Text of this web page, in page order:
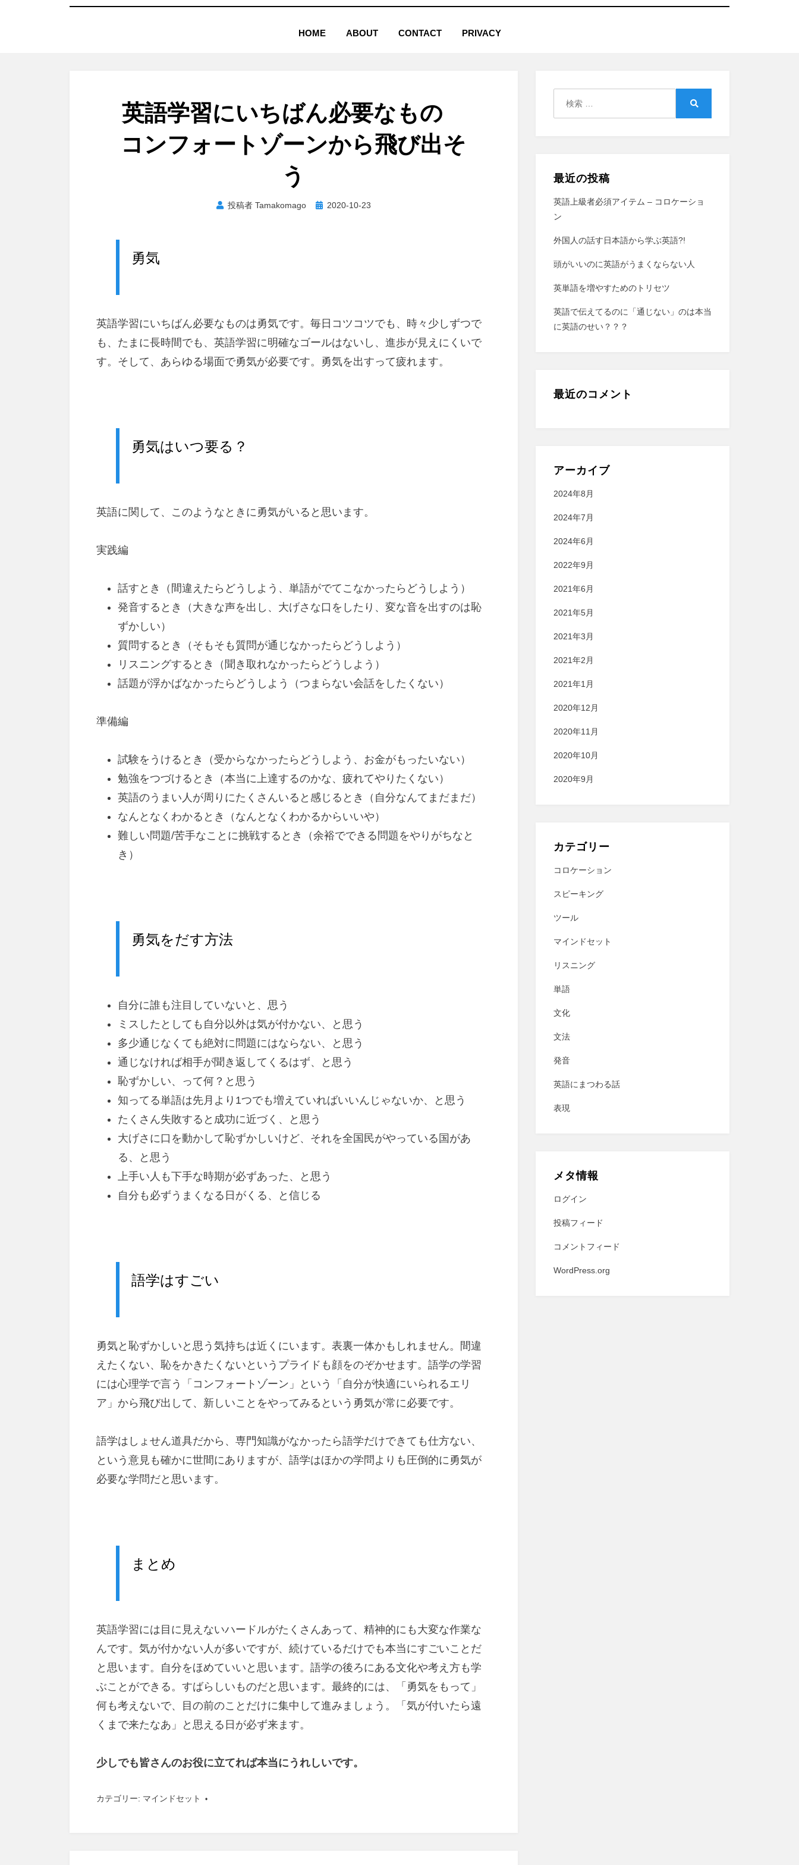
HOME ABOUT CONTACT PRIVACY
英語学習にいちばん必要なもの
コンフォートゾーンから飛び出そ
う
投稿者 Tamakomago
投 2020-10-23
勇気
英語学習にいちばん必要なものは勇気です。毎日コツコツでも、時々少しずつで
も、たまに長時間でも、英語学習に明確なゴールはないし、進歩が見えにくいで
す。そして、あらゆる場面で勇気が必要です。勇気を出すって疲れます。
勇気はいつ要る？
英語に関して、このようなときに勇気がいると思います。
実践編
話すとき（間違えたらどうしよう、単語がでてこなかったらどうしよう）
発音するとき（大きな声を出し、大げさな口をしたり、変な音を出すのは恥
ずかしい）
質問するとき（そもそも質問が通じなかったらどうしよう）
リスニングするとき（聞き取れなかったらどうしよう）
話題が浮かばなかったらどうしよう（つまらない会話をしたくない）
準備編
試験をうけるとき（受からなかったらどうしよう、お金がもったいない）
勉強をつづけるとき（本当に上達するのかな、疲れてやりたくない）
英語のうまい人が周りにたくさんいると感じるとき（自分なんてまだまだ）
なんとなくわかるとき（なんとなくわかるからいいや）
難しい問題/苦手なことに挑戦するとき（余裕でできる問題をやりがちなと
き）
勇気をだす方法
自分に誰も注目していないと、思う
ミスしたとしても自分以外は気が付かない、と思う
多少通じなくても絶対に問題にはならない、と思う
通じなければ相手が聞き返してくるはず、と思う
恥ずかしい、って何？と思う
知ってる単語は先月より1つでも増えていればいいんじゃないか、と思う
たくさん失敗すると成功に近づく、と思う
大げさに口を動かして恥ずかしいけど、それを全国民がやっている国があ
る、と思う
上手い人も下手な時期が必ずあった、と思う
自分も必ずうまくなる日がくる、と信じる
語学はすごい
勇気と恥ずかしいと思う気持ちは近くにいます。表裏一体かもしれません。間違
えたくない、恥をかきたくないというプライドも顔をのぞかせます。語学の学習
には心理学で言う「コンフォートゾーン」という「自分が快適にいられるエリ
ア」から飛び出して、新しいことをやってみるという勇気が常に必要です。
語学はしょせん道具だから、専門知識がなかったら語学だけできても仕方ない、
という意見も確かに世間にありますが、語学はほかの学問よりも圧倒的に勇気が
必要な学問だと思います。
まとめ
英語学習には目に見えないハードルがたくさんあって、精神的にも大変な作業な
んです。気が付かない人が多いですが、続けているだけでも本当にすごいことだ
と思います。自分をほめていいと思います。語学の後ろにある文化や考え方も学
ぶことができる。すばらしいものだと思います。最終的には、「勇気をもって」
何も考えないで、目の前のことだけに集中して進みましょう。「気が付いたら遠
くまで来たなあ」と思える日が必ず来ます。
少しでも皆さんのお役に立てれば本当にうれしいです。
カテゴリー: マインドセット
最近の投稿
英語上級者必須アイテム – コロケーショ
ン
外国人の話す日本語から学ぶ英語?!
頭がいいのに英語がうまくならない人
英単語を増やすためのトリセツ
英語で伝えてるのに「通じない」のは本当
に英語のせい？？？
最近のコメント
アーカイブ
2024年8月
2024年7月
2024年6月
2022年9月
2021年6月
2021年5月
2021年3月
2021年2月
2021年1月
2020年12月
2020年11月
2020年10月
2020年9月
カテゴリー
コロケーション
スピーキング
ツール
マインドセット
リスニング
単語
文化
文法
発音
英語にまつわる話
表現
メタ情報
ログイン
投稿フィード
コメントフィード
WordPress.org